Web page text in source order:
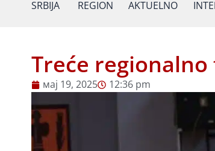
SRBIJA REGION AKTUELNO
Treće regionalno
мај 19, 2025 12:36 pm